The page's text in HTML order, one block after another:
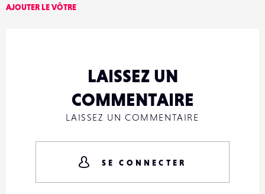
AJOUTER LE VÔTRE
LAISSEZ UN
COMMENTAIRE
LAISSEZ UN COMMENTAIRE
SE CONNECTER